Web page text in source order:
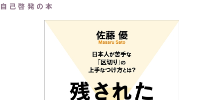
自己啓発の本